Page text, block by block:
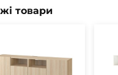
товари